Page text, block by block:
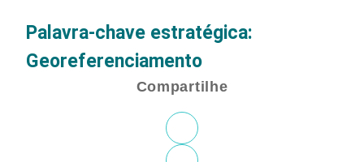
Palavra-chave estratégica:
Georeferenciamento
Compartilhe